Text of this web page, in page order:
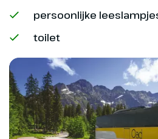
persoonlijke
toilet